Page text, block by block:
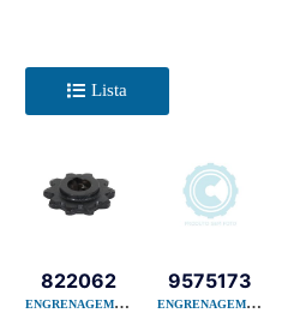
Lista
ENGRENAGEM FERRO FUNDIDO ELEVADOR DE PALHA
822062
ENGRENAGEM FERRO FUNDIDO ELEVADOR DE PALHA
9575173